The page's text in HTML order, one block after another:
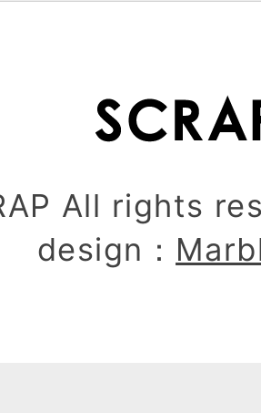
All rights
design：